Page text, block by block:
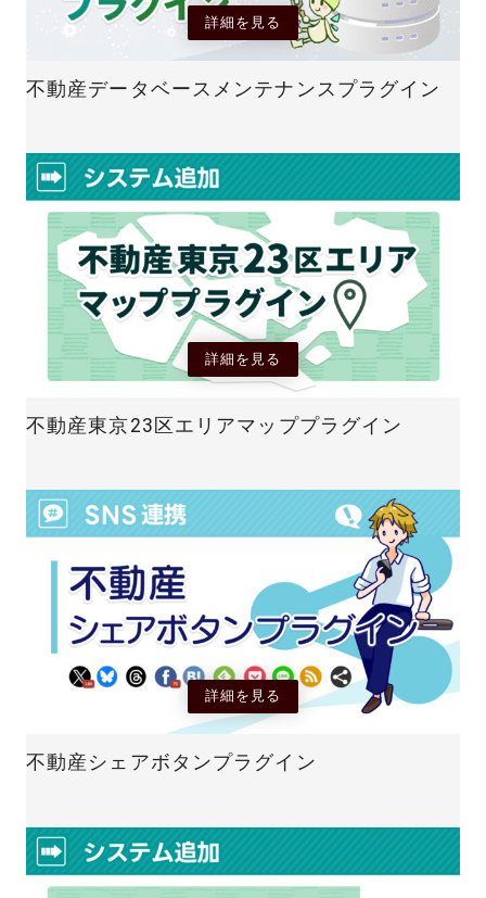
詳細を見る
不動産データベースメンテナンスプラグイン
詳細を見る
不動産東京23区エリアマッププラグイン
詳細を見る
不動産シェアボタンプラグイン